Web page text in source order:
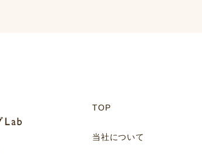
TOP
当社について